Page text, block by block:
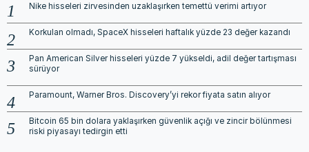
Nike hisseleri zirvesinden uzaklaşırken temettü verimi artıyor
Korkulan olmadı, SpaceX hisseleri haftalık yüzde 23 değer kazandı
Pan American Silver hisseleri yüzde 7 yükseldi, adil değer tartışması
sürüyor
Paramount, Warner Bros. Discovery’yi rekor fiyata satın alıyor
Bitcoin 65 bin dolara yaklaşırken güvenlik açığı ve zincir bölünmesi
riski piyasayı tedirgin etti